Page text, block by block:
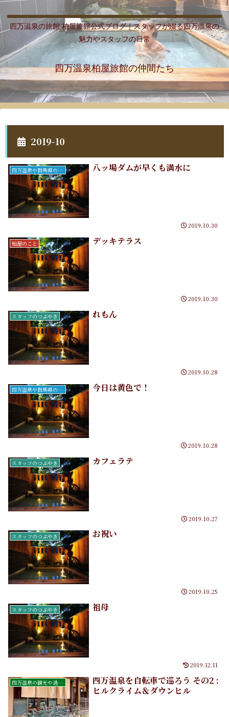
四万温泉の旅館 柏屋旅館公式ブログ｜スタッフが綴る四万温泉の
魅力やスタッフの日常
四万温泉柏屋旅館の仲間たち
2019-10
四万温泉や群馬県のこと 八ッ場ダムが早くも満水に
2019.10.30
柏屋のこと デッキテラス
2019.10.30
スタッフのつぶやき れもん
2019.10.28
四万温泉や群馬県のこと 今日は黄色で！
2019.10.28
スタッフのつぶやき カフェラテ
2019.10.27
スタッフのつぶやき お祝い
2019.10.25
スタッフのつぶやき 祖母
2019.12.11
四万温泉の観光や過ごし方
四万温泉を自転車で巡ろう その2 :
ヒルクライム＆ダウンヒル